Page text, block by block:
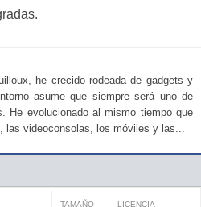
he crecido rodeada de gadgets y
asume que siempre será uno de
He evolucionado al mismo tiempo que
las videoconsolas, los móviles y las...
TAMAÑO LICENCIA